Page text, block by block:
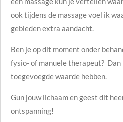
ook tijdens de massage voel ik
gebieden extra aandacht.
Ben je op dit moment onder
fysio- of manuele therapeut? Dan
toegevoegde waarde hebben.
Gun jouw lichaam en geest dit
ontspanning!